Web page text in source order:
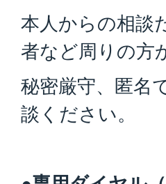
本人からの相談
者など周りの方
秘密厳守、匿名
談ください。